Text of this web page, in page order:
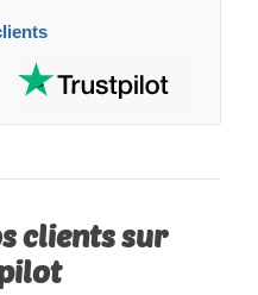
clients sur